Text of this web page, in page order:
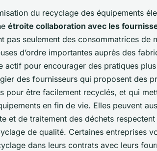
du recyclage des équipements
étroite collaboration avec les
pas seulement des consommatrices de
d’ordre importantes auprès des
actif pour encourager des pratiques
des fournisseurs qui proposent des
pour être facilement recyclés, et qui
en fin de vie. Elles peuvent
et de traitement des déchets
de qualité. Certaines entreprises
dans leurs contrats avec leurs